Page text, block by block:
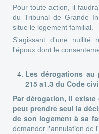
Pour toute action, il
du Tribunal de Grande
situe le logement familial.
S'agissant d'une nullité
l'époux dont le
Les dérogations
215 a1.3 du Code
Par dérogation, il
peut prendre seul la
de son logement à sa
demander l'annulation de